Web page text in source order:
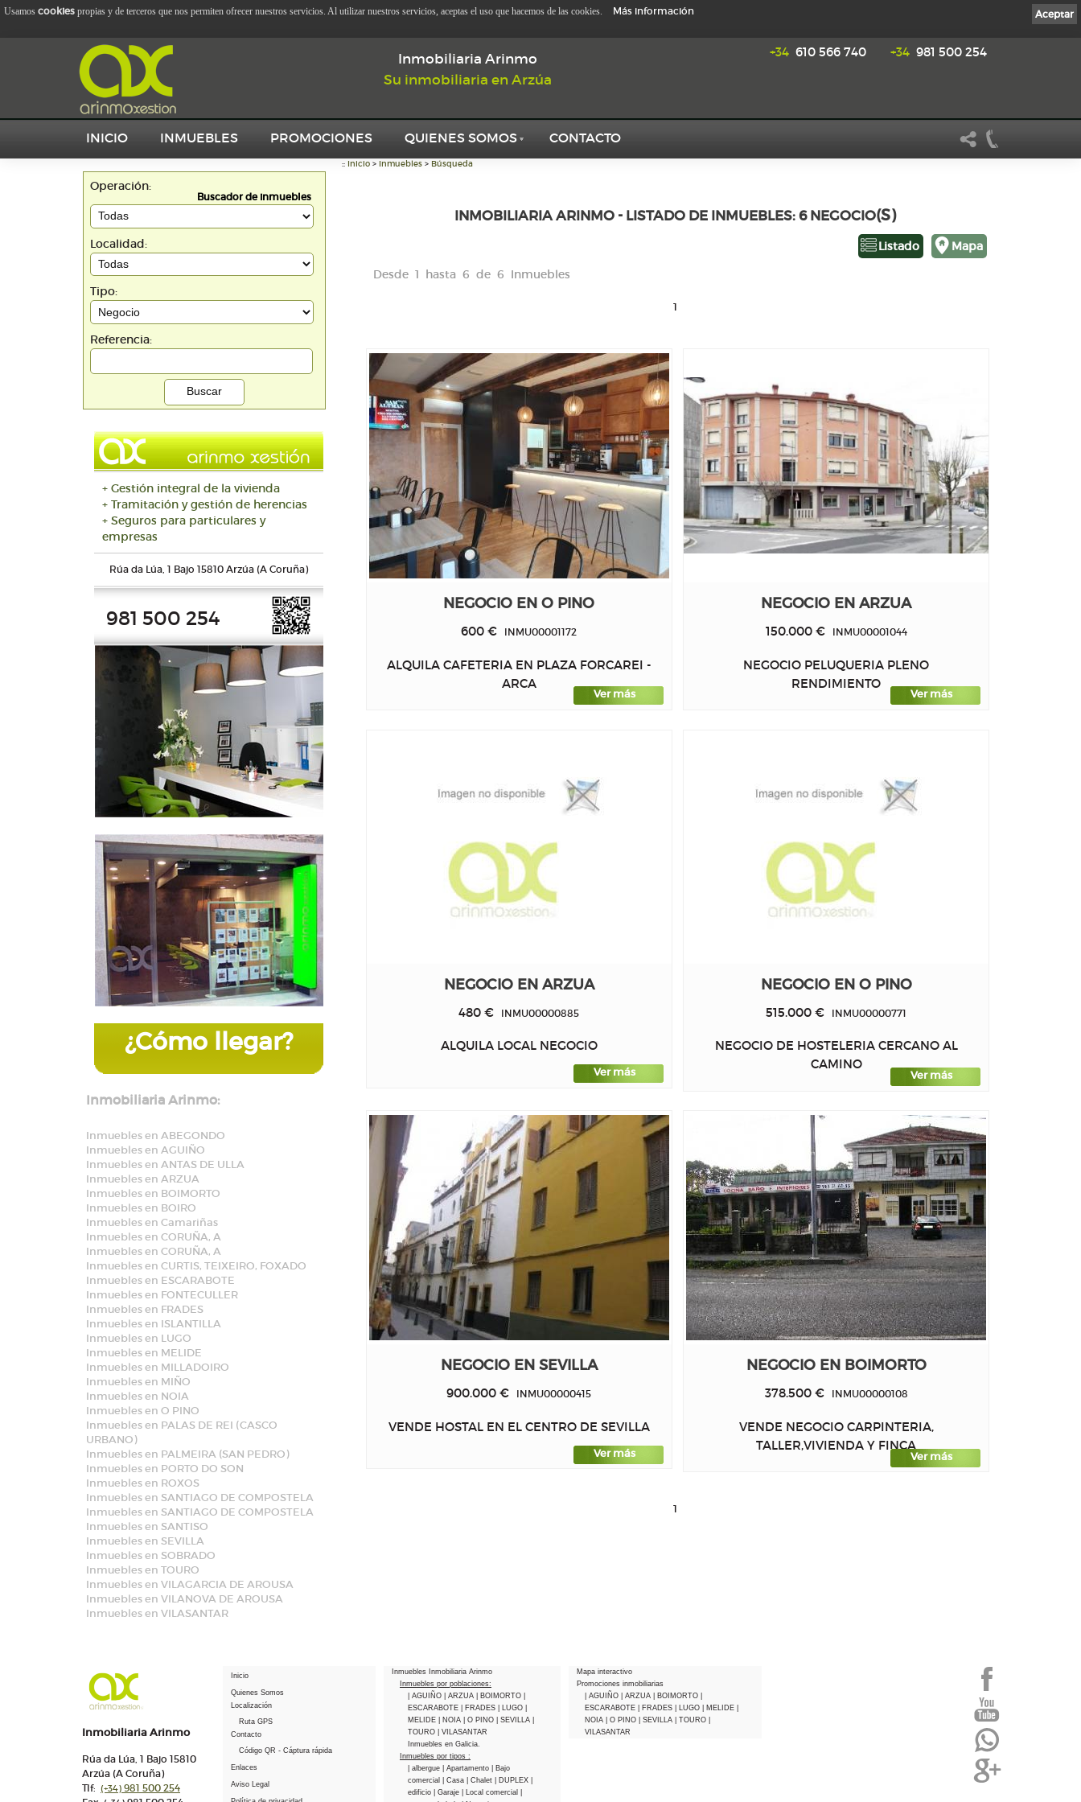
Inmobiliaria Arinmo
Su inmobiliaria en Arzúa
+34 981 500 254
+34 610 566 740
INICIO INMUEBLES PROMOCIONES QUIENES SOMOS CONTACTO
Buscador de inmuebles
Operación:
Localidad:
Tipo:
Referencia:
+ Gestión integral de la vivienda
+ Tramitación y gestión de herencias
+ Seguros para particulares y
empresas
Rúa da Lúa, 1 Bajo 15810 Arzúa (A Coruña)
981 500 254
¿Cómo llegar?
Inmobiliaria Arinmo:
Inmuebles en ABEGONDO
Inmuebles en AGUIÑO
Inmuebles en ANTAS DE ULLA
Inmuebles en ARZUA
Inmuebles en BOIMORTO
Inmuebles en BOIRO
Inmuebles en Camariñas
Inmuebles en CORUÑA, A
Inmuebles en CORUÑA, A
Inmuebles en CURTIS, TEIXEIRO, FOXADO
Inmuebles en ESCARABOTE
Inmuebles en FONTECULLER
Inmuebles en FRADES
Inmuebles en ISLANTILLA
Inmuebles en LUGO
Inmuebles en MELIDE
Inmuebles en MILLADOIRO
Inmuebles en MIÑO
Inmuebles en NOIA
Inmuebles en O PINO
Inmuebles en PALAS DE REI (CASCO
URBANO)
Inmuebles en PALMEIRA (SAN PEDRO)
Inmuebles en PORTO DO SON
Inmuebles en ROXOS
Inmuebles en SANTIAGO DE COMPOSTELA
Inmuebles en SANTIAGO DE COMPOSTELA
Inmuebles en SANTISO
Inmuebles en SEVILLA
Inmuebles en SOBRADO
Inmuebles en TOURO
Inmuebles en VILAGARCIA DE AROUSA
Inmuebles en VILANOVA DE AROUSA
Inmuebles en VILASANTAR
:: Inicio > Inmuebles > Búsqueda
INMOBILIARIA ARINMO - LISTADO DE INMUEBLES: 6 NEGOCIO(S)
Mapa
Listado
Desde 1 hasta 6 de 6 Inmuebles
1
NEGOCIO EN O PINO
600 € INMU00001172
ALQUILA CAFETERIA EN PLAZA FORCAREI -
ARCA
Ver más
NEGOCIO EN ARZUA
150.000 €INMU00001044
NEGOCIO PELUQUERIA PLENO
RENDIMIENTO
Ver más
NEGOCIO EN ARZUA
480 € INMU00000885
ALQUILA LOCAL NEGOCIO
Ver más
NEGOCIO EN O PINO
515.000 € INMU00000771
NEGOCIO DE HOSTELERIA CERCANO AL
CAMINO
Ver más
NEGOCIO EN SEVILLA
900.000 € INMU00000415
VENDE HOSTAL EN EL CENTRO DE SEVILLA
Ver más
NEGOCIO EN BOIMORTO
378.500 €INMU00000108
VENDE NEGOCIO CARPINTERIA,
TALLER,VIVIENDA Y FINCA
Ver más
1
Inmobiliaria Arinmo
Rúa da Lúa, 1 Bajo 15810
Arzúa (A Coruña)
Tlf: (+34) 981 500 254
Inicio
Quienes Somos
Localización
Ruta GPS
Contacto
Código QR - Cáptura rápida
Enlaces
Aviso Legal
Inmuebles Inmobiliaria Arinmo
Inmuebles por poblaciones:
| AGUIÑO
| ARZUA | BOIMORTO
ESCARABOTE
| FRADES | LUGO
MELIDE
| NOIA | O PINO | SEVILLA
TOURO
| VILASANTAR
Inmuebles en Galicia.
Inmuebles por tipos :
| albergue
| Apartamento
| Bajo
comercial
| Casa | Chalet | DUPLEX
edificio
| Garaje | Local comercial
Mapa interactivo
Promociones inmobiliarias
| AGUIÑO
| ARZUA | BOIMORTO
ESCARABOTE
| FRADES | LUGO | MELIDE
NOIA
| O PINO | SEVILLA | TOURO
VILASANTAR
Aceptar
Usamos cookies propias y de terceros que nos permiten ofrecer nuestros servicios. Al utilizar nuestros servicios, aceptas el uso que hacemos de las cookies. Más información